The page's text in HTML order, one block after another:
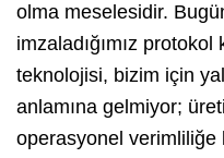
olma meselesidir.
imzaladığımız
teknolojisi, bizim için
anlamına gelmiyor;
operasyonel verimliliğe